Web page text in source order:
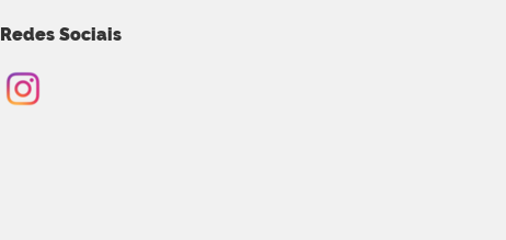
Redes Sociais